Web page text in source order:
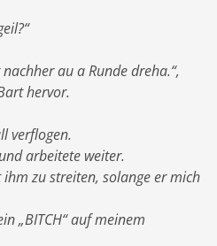
au a Runde dreha.“,
hervor.
verflogen.
arbeitete weiter.
zu streiten, solange er mich
„BITCH“ auf meinem